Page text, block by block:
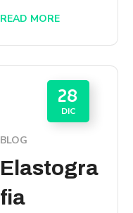
READ MORE
28
DIC
BLOG
Elastogra
fia